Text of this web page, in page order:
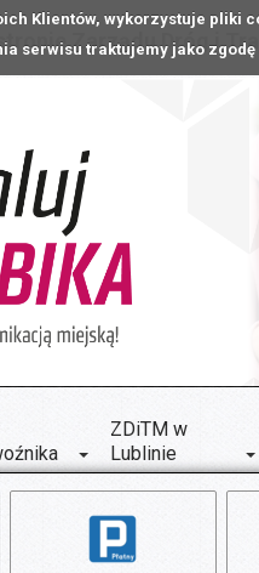
Klientów, wykorzystuje
serwisu traktujemy jako
stronie Zarządu Dróg i
ZDiTM w
Lublinie